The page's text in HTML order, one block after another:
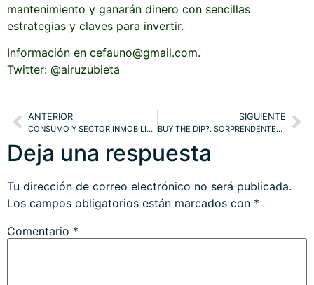
mantenimiento y ganarán dinero con sencillas
estrategias y claves para invertir.
Información en cefauno@gmail.com.
Twitter: @airuzubieta
ANTERIOR
CONSUMO Y SECTOR INMOBILIARIO. ¿CHINA?. ¿FIN DE LA CORRECCIÓN?
SIGUIENTE
BUY THE DIP?. SORPRENDENTEMENTE HABRÁ MEJORES OPORTUNIDADES
Deja una respuesta
Tu dirección de correo electrónico no será publicada.
Los campos obligatorios están marcados con *
Comentario *